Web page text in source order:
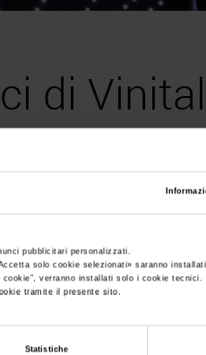
pubblicitari personalizzati.
solo cookie selezionati» saranno
cookie”, verranno installati solo i cookie tecnici.
tramite il presente sito.
Statistiche
di
verona
all’Arena a
Veronafiere